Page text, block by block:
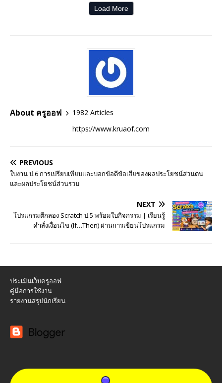
Load More
About ครูออฟ
1982 Articles
https://www.kruaof.com
PREVIOUS
ใบงาน ป.6 การเปรียบเทียบและบอกข้อดีข้อเสียของผลประโยชน์ส่วนตน
และผลประโยชน์ส่วนรวม
NEXT
โปรแกรมตีกลอง Scratch ป.5 พร้อมใบกิจกรรม | เรียนรู้
คำสั่งเงื่อนไข (If…Then) ผ่านการเขียนโปรแกรม
ประเมินเว็บครูออฟ
คู่มือการใช้งาน
รายงานสรุปนักเรียน